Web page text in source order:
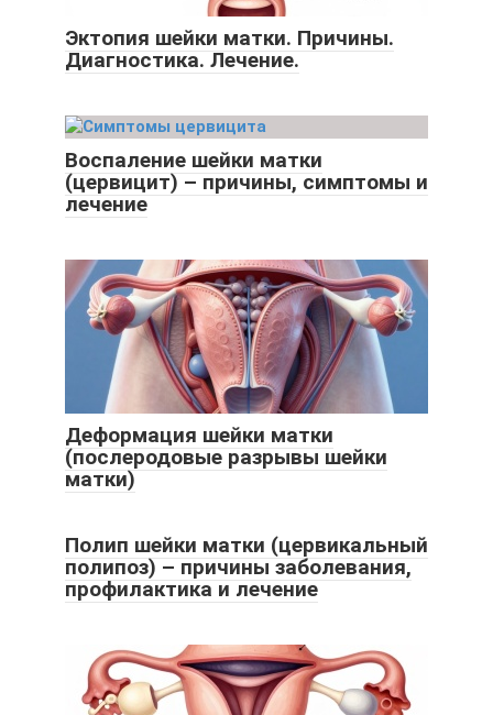
Эктопия шейки матки. Причины.
Диагностика. Лечение.
Воспаление шейки матки
(цервицит) – причины, симптомы и
лечение
Деформация шейки матки
(послеродовые разрывы шейки
матки)
Полип шейки матки (цервикальный
полипоз) – причины заболевания,
профилактика и лечение